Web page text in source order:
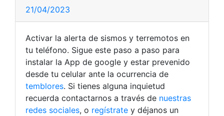
21/04/2023
Activar la alerta de sismos y terremotos en
tu teléfono. Sigue este paso a paso para
instalar la App de google y estar prevenido
desde tu celular ante la ocurrencia de
temblores. Si tienes alguna inquietud
recuerda contactarnos a través de nuestras
redes sociales, o regístrate y déjanos un